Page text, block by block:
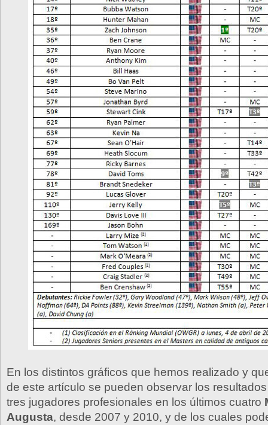
En los distintos gráficos que hemos realizado y
de este artículo se pueden observar los
tres jugadores profesionales en los últimos cuatro
Augusta, desde 2007 y 2010, y de los cuales